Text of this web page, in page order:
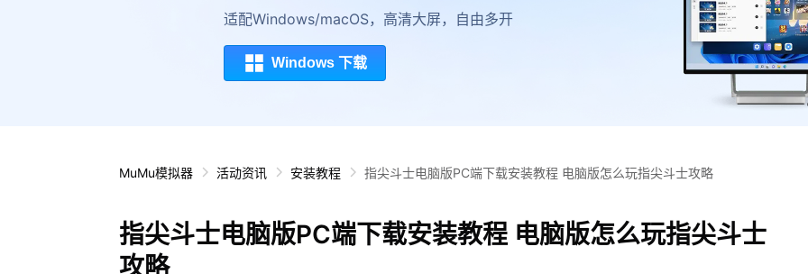
适配Windows/macOS，高清大屏，自由多开
Windows 下载
MuMu模拟器 活动资讯 安装教程 指尖斗士电脑版PC端下载安装教程 电脑版怎么玩指尖斗士攻略
指尖斗士电脑版PC端下载安装教程 电脑版怎么玩指尖斗士
攻略